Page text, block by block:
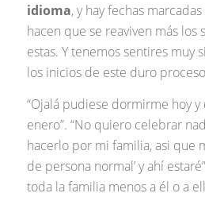
idioma, y hay fechas
hacen que se reaviven más los
estas. Y tenemos sentires muy
los inicios de este duro
“Ojalá pudiese dormirme hoy
enero”. “No quiero celebrar
hacerlo por mi familia, asi que
de persona normal’ y ahí
toda la familia menos a él o a